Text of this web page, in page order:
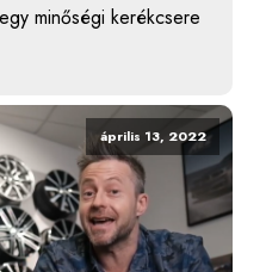
minőségi kerékcsere
április 13, 2022